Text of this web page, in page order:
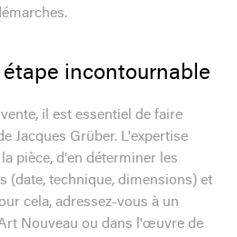
étape incontournable
il est essentiel de faire
Jacques Grüber. L'expertise
pièce, d'en déterminer les
(date, technique, dimensions) et
cela, adressez-vous à un
Nouveau ou dans l'œuvre de